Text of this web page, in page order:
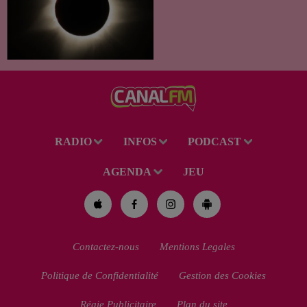
RADIO INFOS PODCAST
AGENDA JEU
Contactez-nous Mentions Legales
Politique de Confidentialité Gestion des Cookies
Régie Publicitaire Plan du site